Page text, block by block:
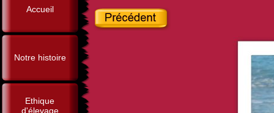
Accueil
Notre histoire
Ethique
d'élevage